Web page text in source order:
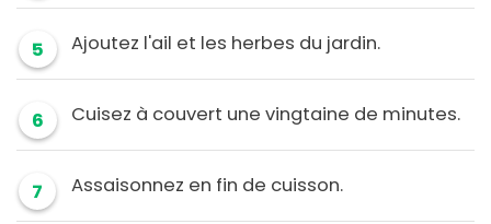
5 Ajoutez l'ail et les herbes du jardin.
6 Cuisez à couvert une vingtaine de minutes.
7 Assaisonnez en fin de cuisson.